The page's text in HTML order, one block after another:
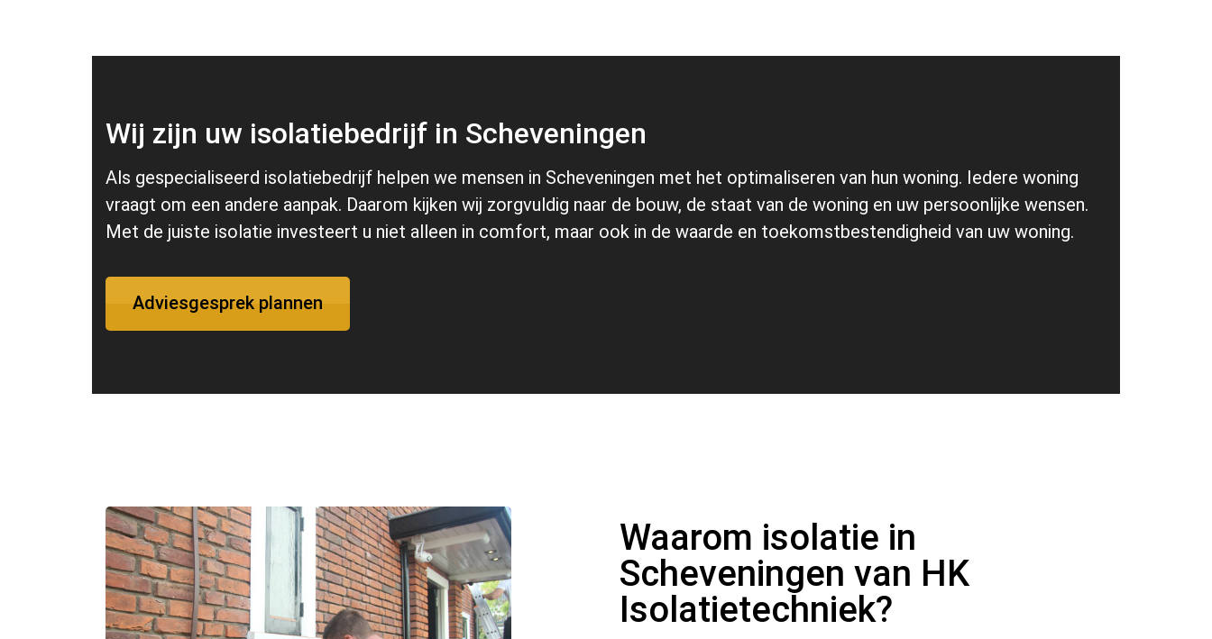
Wij zijn uw isolatiebedrijf in Scheveningen
Als gespecialiseerd isolatiebedrijf helpen we mensen in Scheveningen met het optimaliseren van hun woning. Iedere woning
vraagt om een andere aanpak. Daarom kijken wij zorgvuldig naar de bouw, de staat van de woning en uw persoonlijke wensen.
Met de juiste isolatie investeert u niet alleen in comfort, maar ook in de waarde en toekomstbestendigheid van uw woning.
Adviesgesprek plannen
Waarom isolatie in
Scheveningen van HK
Isolatietechniek?